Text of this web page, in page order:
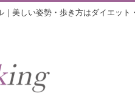
美しい姿勢・歩き方はダイエッ